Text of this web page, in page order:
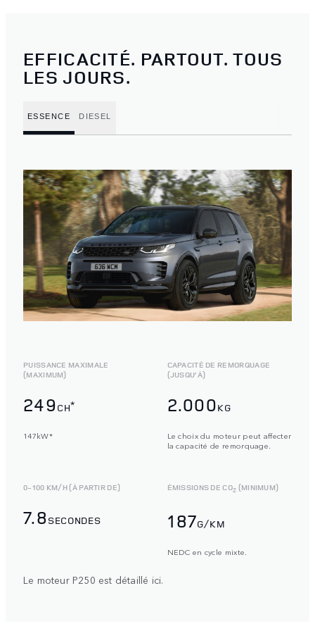
EFFICACITÉ. PARTOUT. TOUS
LES JOURS.
ESSENCE DIESEL
PUISSANCE MAXIMALE
(MAXIMUM)
249CH*
147kW*
CAPACITÉ DE REMORQUAGE
(JUSQU’À)
2.000KG
Le choix du moteur peut affecter
la capacité de remorquage.
0-100 KM/H (À PARTIR DE)
7.8 SECONDES
ÉMISSIONS DE CO2 (MINIMUM)
187G/KM
NEDC en cycle mixte.
Le moteur P250 est détaillé ici.